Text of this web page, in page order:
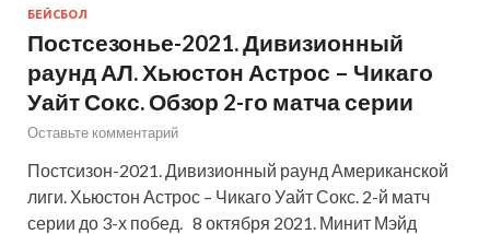
БЕЙСБОЛ
Постсезонье-2021. Дивизионный
раунд АЛ. Хьюстон Астрос – Чикаго
Уайт Сокс. Обзор 2-го матча серии
Оставьте комментарий
Постсизон-2021. Дивизионный раунд Американской
лиги. Хьюстон Астрос – Чикаго Уайт Сокс. 2-й матч
серии до 3-х побед. 8 октября 2021. Минит Мэйд